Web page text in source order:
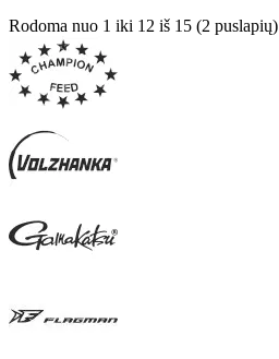
Rodoma nuo 1 iki 12 iš 15 (2 puslapių)